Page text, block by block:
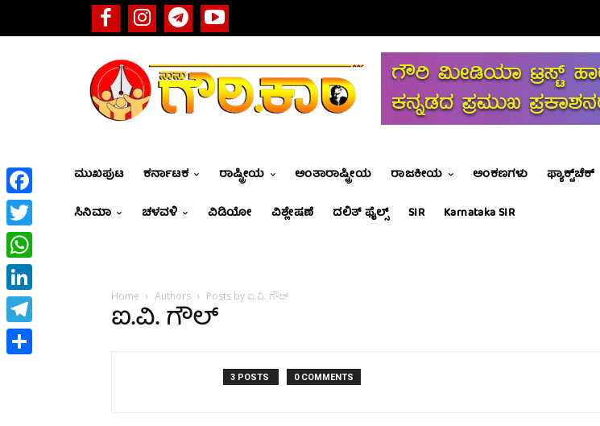
ಮುಖಪುಟ ಕರ್ನಾಟಕ ರಾಷ್ಟ್ರೀಯ ಅಂತಾರಾಷ್ಟ್ರೀಯ ರಾಜಕೀಯ ಅಂಕಣಗಳು ಫ್ಯಾಕ್ಟ್‌ಚೆಕ್
ಸಿನಿಮಾ
ಚಳವಳಿ ವಿಡಿಯೋ ವಿಶ್ಲೇಷಣೆ ದಲಿತ್ ಫೈಲ್ಸ್ SIR Karnataka SIR
Home Authors Posts by ಐ.ವಿ. ಗೌಲ್
ಐ.ವಿ. ಗೌಲ್
3 POSTS 0 COMMENTS
Facebook
Twitter
WhatsApp
LinkedIn
Telegram